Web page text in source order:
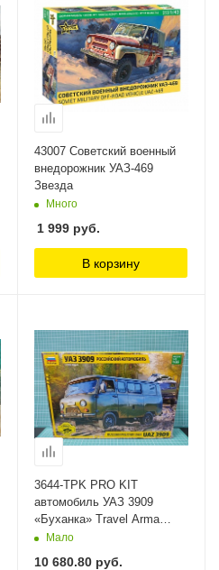
43007 Советский военный
внедорожник УАЗ-469
Звезда
Много
1 999 руб.
В корзину
3644-TPK PRO KIT
автомобиль УАЗ 3909
«Буханка» Travel Arma
Models
Мало
10 680.80 руб.